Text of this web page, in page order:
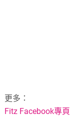
更多：
Fitz Facebook專頁